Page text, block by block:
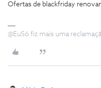
Ofertas de blackfriday
@EuSó fiz mais uma